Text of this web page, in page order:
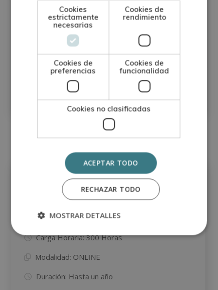
Instalador de Energía Solar
Fotovoltaica
Matricúlate: 395€
Precio:
Matricúlate:1.580€395€
Carga Horaria: 300 Horas
Modalidad: ONLINE
Duración: Hasta un año
Cookies
estrictamente
necesarias
Cookies de
rendimiento
Cookies de
preferencias
Cookies de
funcionalidad
Cookies no clasificadas
ACEPTAR TODO
RECHAZAR TODO
MOSTRAR DETALLES